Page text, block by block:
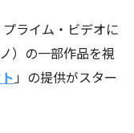
ライム・ビデオに
）の一部作品を視
」の提供がスター